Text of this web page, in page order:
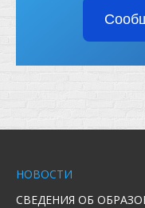
НОВОСТИ
СВЕДЕНИЯ ОБ